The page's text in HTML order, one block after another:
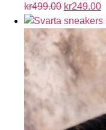
kr499.00 kr249.00